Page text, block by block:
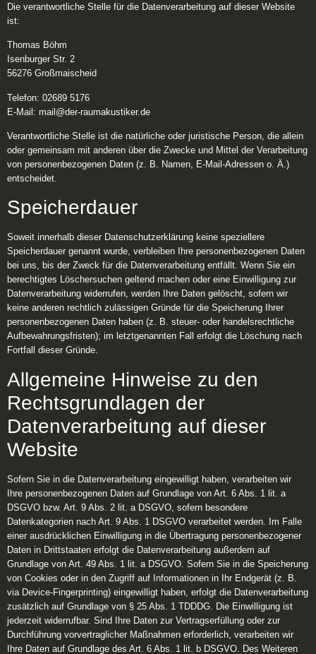
Die verantwortliche Stelle für die Datenverarbeitung auf dieser Website
ist:
Thomas Böhm
Isenburger Str. 2
56276 Großmaischeid
Telefon: 02689 5176
E-Mail: mail@der-raumakustiker.de
Verantwortliche Stelle ist die natürliche oder juristische Person, die allein
oder gemeinsam mit anderen über die Zwecke und Mittel der Verarbeitung
von personenbezogenen Daten (z. B. Namen, E-Mail-Adressen o. Ä.)
entscheidet.
Speicherdauer
Soweit innerhalb dieser Datenschutzerklärung keine speziellere
Speicherdauer genannt wurde, verbleiben Ihre personenbezogenen Daten
bei uns, bis der Zweck für die Datenverarbeitung entfällt. Wenn Sie ein
berechtigtes Löschersuchen geltend machen oder eine Einwilligung zur
Datenverarbeitung widerrufen, werden Ihre Daten gelöscht, sofern wir
keine anderen rechtlich zulässigen Gründe für die Speicherung Ihrer
personenbezogenen Daten haben (z. B. steuer- oder handelsrechtliche
Aufbewahrungsfristen); im letztgenannten Fall erfolgt die Löschung nach
Fortfall dieser Gründe.
Allgemeine Hinweise zu den
Rechtsgrundlagen der
Datenverarbeitung auf dieser
Website
Sofern Sie in die Datenverarbeitung eingewilligt haben, verarbeiten wir
Ihre personenbezogenen Daten auf Grundlage von Art. 6 Abs. 1 lit. a
DSGVO bzw. Art. 9 Abs. 2 lit. a DSGVO, sofern besondere
Datenkategorien nach Art. 9 Abs. 1 DSGVO verarbeitet werden. Im Falle
einer ausdrücklichen Einwilligung in die Übertragung personenbezogener
Daten in Drittstaaten erfolgt die Datenverarbeitung außerdem auf
Grundlage von Art. 49 Abs. 1 lit. a DSGVO. Sofern Sie in die Speicherung
von Cookies oder in den Zugriff auf Informationen in Ihr Endgerät (z. B.
via Device-Fingerprinting) eingewilligt haben, erfolgt die Datenverarbeitung
zusätzlich auf Grundlage von § 25 Abs. 1 TDDDG. Die Einwilligung ist
jederzeit widerrufbar. Sind Ihre Daten zur Vertragserfüllung oder zur
Durchführung vorvertraglicher Maßnahmen erforderlich, verarbeiten wir
Ihre Daten auf Grundlage des Art. 6 Abs. 1 lit. b DSGVO. Des Weiteren